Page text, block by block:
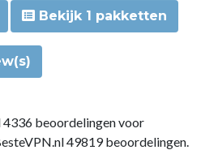
Bekijk 1 pakketten
beoordelingen voor
49819 beoordelingen.